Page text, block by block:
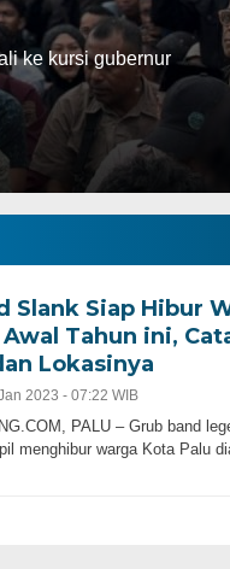
ke kursi gubernur
Slank Siap Hibur
Tahun ini,
Lokasinya
2023 - 07:22 WIB
PALU – Grub band
menghibur warga Kota Palu